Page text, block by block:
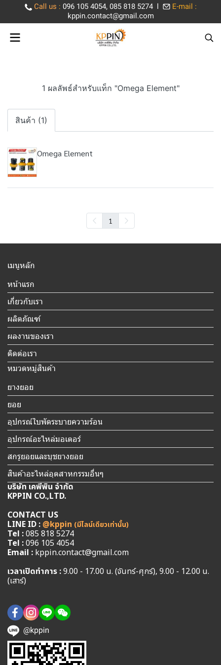
Call us : 096 105 4054, 085 818 5274 l
E-mail :
kppin.contact@gmail.com
1 ผลลัพธ์สำหรับแท็ก "Omega Element"
สินค้า (1)
Omega Element
1
เมนูหลัก
หน้าแรก
เกี่ยวกับเรา
ผลิตภัณฑ์
ผลงานของเรา
ติดต่อเรา
หมวดหมู่สินค้า
ยางยอย
ยอย
อุปกรณ์ใบพัดระบายความร้อน
อุปกรณ์อะไหล่มอเตอร์
สกรูยอยและบุชยางยอย
สินค้าอะไหล่อุตสาหกรรมอื่นๆ
บริษัท เคพีพิน จำกัด
KPPIN CO.,LTD.
CONTACT US
LINE ID : @kppin (มีไลน์เดียวเท่านั้น)
Tel :085 818 5274
Tel :096 105 4054
Email : kppin.contact@gmail.com
เวลาเปิดทำการ :9.00 - 17.00 น. (จันทร์-ศุกร์), 9.00 - 12.00 น.
(เสาร์)
@kppin